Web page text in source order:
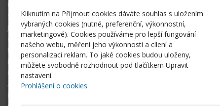
Úvodní stránka
STUDIO
JIHLAVA
eOSOBNOST
ROK INFORMATIKY
MIKULOV
EGOVERNMENT THE BEST
ARCHIV MAGAZÍNU
DOTAZ
Kliknutím na Přijmout cookies dáváte souhlas s uložením
vybraných cookies (nutné, preferenční, výkonnostní,
marketingové). Cookies používáme pro lepší fungování
našeho webu, měření jeho výkonnosti a cílení a
personalizaci reklam. To jaké cookies budou uloženy,
můžete svobodně rozhodnout pod tlačítkem Upravit
nastavení.
Prohlášení o cookies.